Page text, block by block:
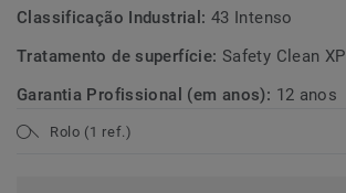
Classificação Industrial: 43 Intenso
Tratamento de superfície: Safety Clean XP
Garantia Profissional (em anos): 12 anos
Rolo (1 ref.)